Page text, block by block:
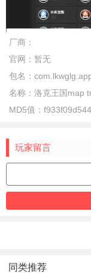
厂商：
官网： 暂无
包名：
名称： 洛克王国map
MD5值：
玩家留言
同类推荐